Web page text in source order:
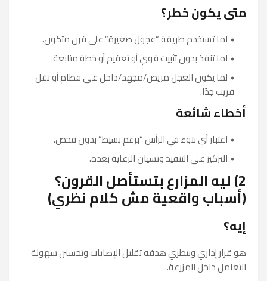
متى يكون خطر؟
لما تستخدم طريقة “عجول صغيرة” على قرن متكون.
لما تنفذ بدون تثبيت قوي أو تعقيم أو خطة متابعة.
لما يكون العجل مريض/مجهد/داخل على فطام أو نقل
قريب جدًا.
أخطاء شائعة
اعتبار أي نتوء في الرأس “برعم بسيط” بدون فحص.
التركيز على التنفيذ ونسيان الرعاية بعده.
2) ليه المزارع بتستأصل القرون؟
(أسباب واقعية مش كلام نظري)
إيه؟
هو قرار إداري وبيطري هدفه تقليل الإصابات وتحسين سهولة
التعامل داخل المزرعة.